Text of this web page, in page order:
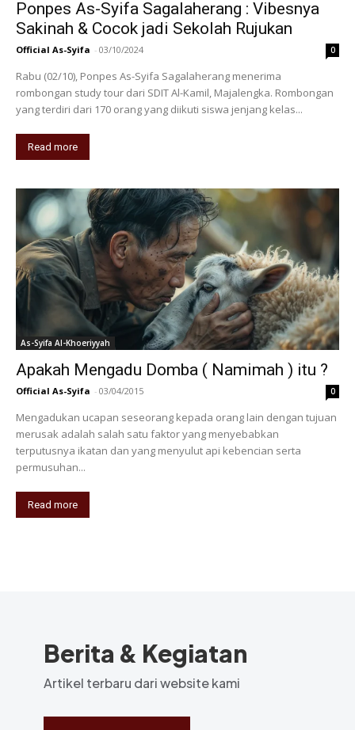
Ponpes As-Syifa Sagalaherang : Vibesnya
Sakinah & Cocok jadi Sekolah Rujukan
Official As-Syifa - 03/10/2024 0
Rabu (02/10), Ponpes As-Syifa Sagalaherang menerima
rombongan study tour dari SDIT Al-Kamil, Majalengka. Rombongan
yang terdiri dari 170 orang yang diikuti siswa jenjang kelas...
Read more
As-Syifa Al-Khoeriyyah
Apakah Mengadu Domba ( Namimah ) itu ?
Official As-Syifa - 03/04/2015 0
Mengadukan ucapan seseorang kepada orang lain dengan tujuan
merusak adalah salah satu faktor yang menyebabkan
terputusnya ikatan dan yang menyulut api kebencian serta
permusuhan...
Read more
Berita & Kegiatan
Artikel terbaru dari website kami